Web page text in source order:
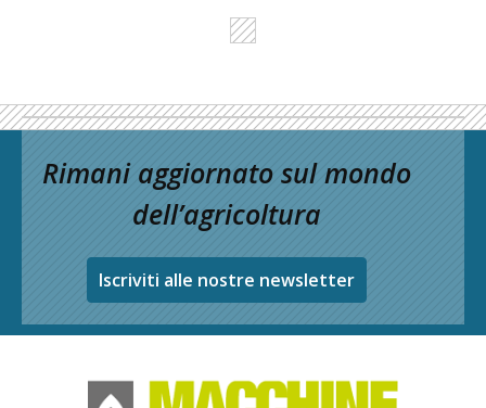
Rimani aggiornato sul mondo
dell’agricoltura
Iscriviti alle nostre newsletter